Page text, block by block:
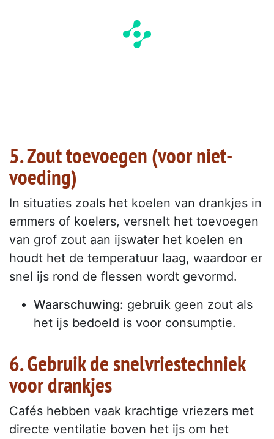
5. Zout toevoegen (voor niet-
voeding)
In situaties zoals het koelen van drankjes in
emmers of koelers, versnelt het toevoegen
van grof zout aan ijswater het koelen en
houdt het de temperatuur laag, waardoor er
snel ijs rond de flessen wordt gevormd.
Waarschuwing: gebruik geen zout als
het ijs bedoeld is voor consumptie.
6. Gebruik de snelvriestechniek
voor drankjes
Cafés hebben vaak krachtige vriezers met
directe ventilatie boven het ijs om het